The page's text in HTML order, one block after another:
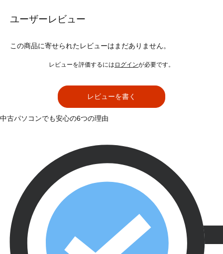
ユーザーレビュー
この商品に寄せられたレビューはまだありません。
レビューを評価するには ログインが必要です。
レビューを書く
中古パソコンでも安心の6つの理由